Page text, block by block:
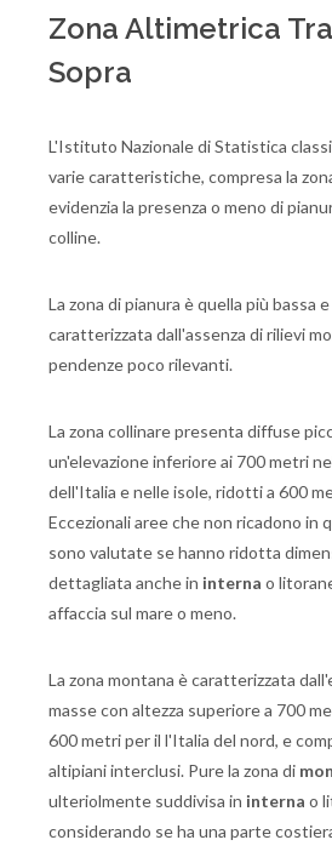
Zona Altimetrica
Sopra
L'Istituto Nazionale di Statistica
varie caratteristiche, compresa la
evidenzia la presenza o meno di
colline.
La zona di pianura è quella più bassa
caratterizzata dall'assenza di rilievi
pendenze poco rilevanti.
La zona collinare presenta diffuse
un'elevazione inferiore ai 700 metri
dell'Italia e nelle isole, ridotti a 600
Eccezionali aree che non ricadono in
sono valutate se hanno ridotta
dettagliata anche in interna o
affaccia sul mare o meno.
La zona montana è caratterizzata
masse con altezza superiore a 700
600 metri per il l'Italia del nord, e
altipiani interclusi. Pure la zona di
ulteriolmente suddivisa in interna o
considerando se ha una parte